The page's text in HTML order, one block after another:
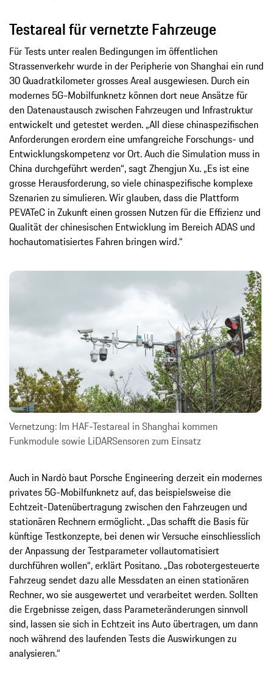
Testareal für vernetzte Fahrzeuge
Für Tests unter realen Bedingungen im öffentlichen
Strassenverkehr wurde in der Peripherie von Shanghai ein rund
30 Quadratkilometer grosses Areal ausgewiesen. Durch ein
modernes 5G-Mobilfunknetz können dort neue Ansätze für
den Datenaustausch zwischen Fahrzeugen und Infrastruktur
entwickelt und getestet werden. „All diese chinaspezifischen
Anforderungen erordern eine umfangreiche Forschungs- und
Entwicklungskompetenz vor Ort. Auch die Simulation muss in
China durchgeführt werden“, sagt Zhengjun Xu. „Es ist eine
grosse Herausforderung, so viele chinaspezifische komplexe
Szenarien zu simulieren. Wir glauben, dass die Plattform
PEVATeC in Zukunft einen grossen Nutzen für die Effizienz und
Qualität der chinesischen Entwicklung im Bereich ADAS und
hochautomatisiertes Fahren bringen wird.“
Vernetzung: Im HAF-Testareal in Shanghai kommen
Funkmodule sowie LiDAR­Sensoren zum Einsatz
Auch in Nardò baut Porsche Engineering derzeit ein modernes
privates 5G-Mobilfunknetz auf, das beispielsweise die
Echtzeit-Datenübertragung zwischen den Fahrzeugen und
stationären Rechnern ermöglicht. „Das schafft die Basis für
künftige Testkonzepte, bei denen wir Versuche einschliesslich
der Anpassung der Testparameter vollautomatisiert
durchführen wollen“, erklärt Positano. „Das robotergesteuerte
Fahrzeug sendet dazu alle Messdaten an einen stationären
Rechner, wo sie ausgewertet und verarbeitet werden. Sollten
die Ergebnisse zeigen, dass Parameteränderungen sinnvoll
sind, lassen sie sich in Echtzeit ins Auto übertragen, um dann
noch während des laufenden Tests die Auswirkungen zu
analysieren.“